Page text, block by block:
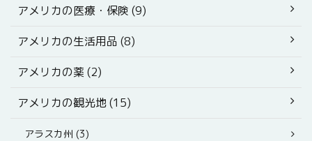
アメリカの医療・保険 (9)
アメリカの生活用品 (8)
アメリカの薬 (2)
アメリカの観光地 (15)
アラスカ州 (3)